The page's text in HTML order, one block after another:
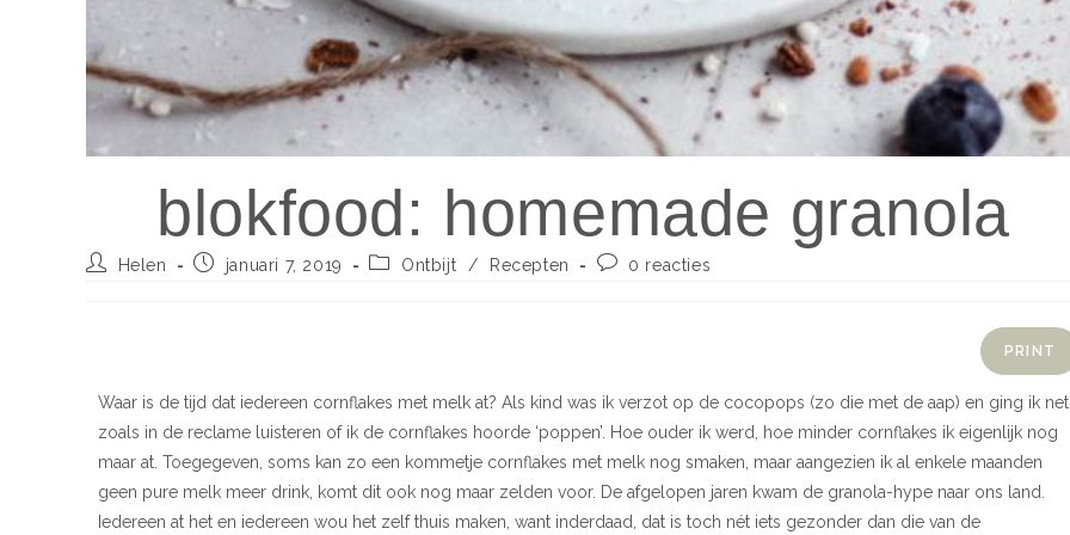
blokfood: homemade granola
Helen januari 7, 2019 Ontbijt / Recepten 0 reacties
PRINT
Waar is de tijd dat iedereen cornflakes met melk at? Als kind was ik verzot op de cocopops (zo die met de aap) en ging ik net
zoals in de reclame luisteren of ik de cornflakes hoorde ‘poppen’. Hoe ouder ik werd, hoe minder cornflakes ik eigenlijk nog
maar at. Toegegeven, soms kan zo een kommetje cornflakes met melk nog smaken, maar aangezien ik al enkele maanden
geen pure melk meer drink, komt dit ook nog maar zelden voor. De afgelopen jaren kwam de granola-hype naar ons land.
Iedereen at het en iedereen wou het zelf thuis maken, want inderdaad, dat is toch nét iets gezonder dan die van de